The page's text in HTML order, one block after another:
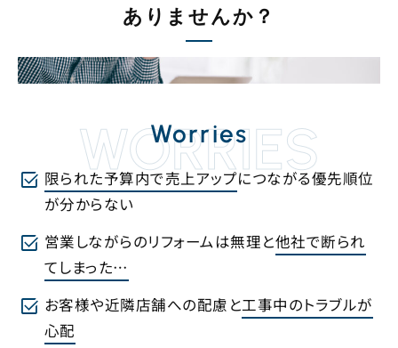
ありませんか？
WORRIES
Worries
限られた予算内で売上アップにつながる優先順位
が分からない
営業しながらのリフォームは無理と他社で断られ
てしまった…
お客様や近隣店舗への配慮と工事中のトラブルが
心配